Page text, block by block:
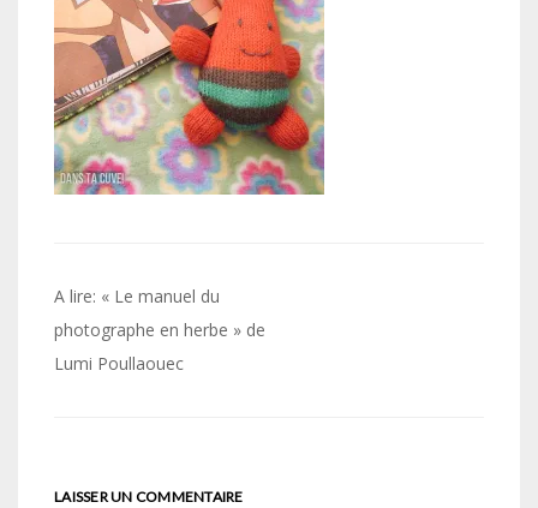
Navigation
de
l’article
A lire: « Le manuel du
photographe en herbe » de
Lumi Poullaouec
LAISSER UN COMMENTAIRE